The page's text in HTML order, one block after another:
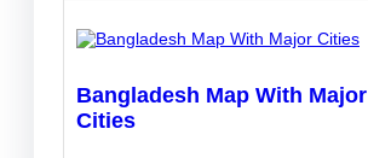
Bangladesh Map With Major
Cities